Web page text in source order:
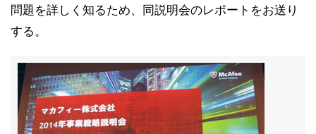
問題を詳しく知るため、同説明会のレポートをお送り
する。